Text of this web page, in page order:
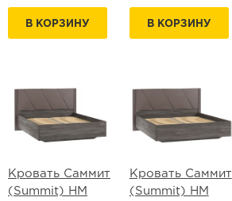
В КОРЗИНУ В КОРЗИНУ
Кровать Саммит
(Summit) НМ
Кровать Саммит
(Summit) НМ